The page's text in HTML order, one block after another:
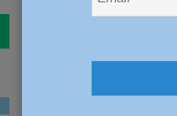
controlli a tappeto dei carabinieri: